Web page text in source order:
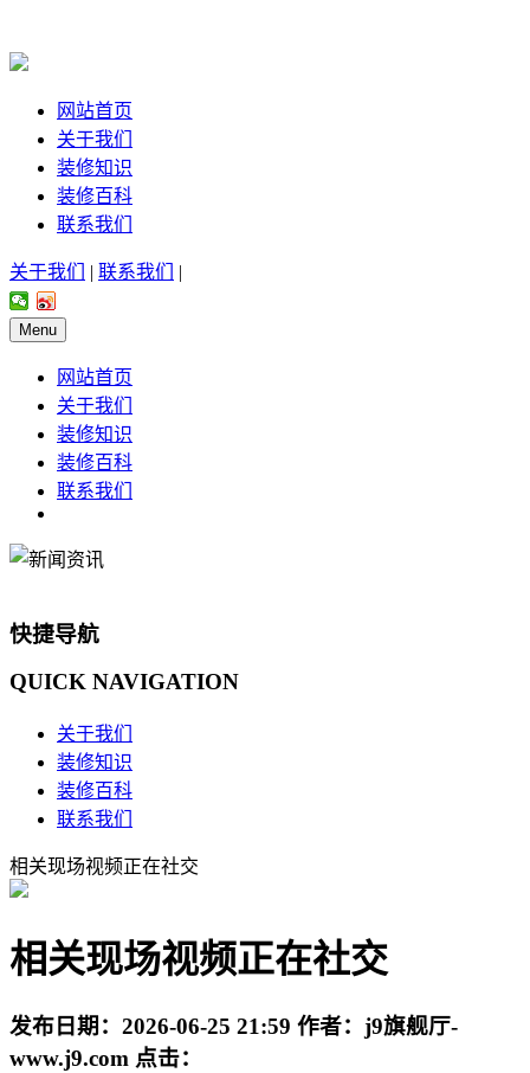
网站首页
关于我们
装修知识
装修百科
联系我们
关于我们 | 联系我们 |
Menu
网站首页
关于我们
装修知识
装修百科
联系我们
快捷导航
QUICK NAVIGATION
关于我们
装修知识
装修百科
联系我们
相关现场视频正在社交
相关现场视频正在社交
发布日期： 2026-06-25 21:59 作者： j9旗舰厅-
www.j9.com 点击：